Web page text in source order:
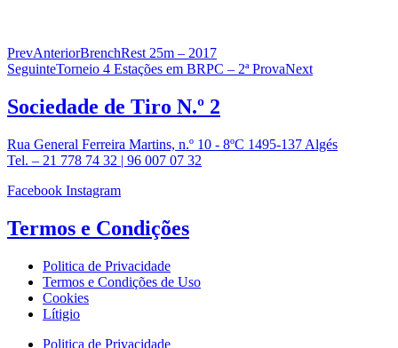
PrevAnteriorBrenchRest 25m – 2017
SeguinteTorneio 4 Estações em BRPC – 2ª ProvaNext
Sociedade de Tiro N.º 2
Rua General Ferreira Martins, n.º 10 - 8ºC 1495-137 Algés
Tel. – 21 778 74 32 | 96 007 07 32
Facebook Instagram
Termos e Condições
Politica de Privacidade
Termos e Condições de Uso
Cookies
Lítigio
Politica de Privacidade